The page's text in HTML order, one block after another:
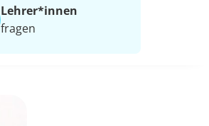
Lehrer*​innen
fragen